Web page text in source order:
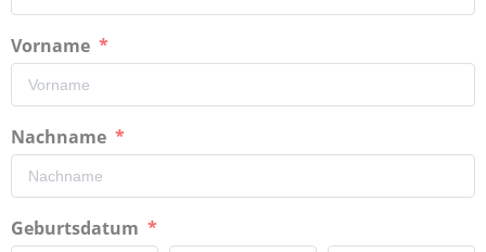
Vorname
Nachname
Geburtsdatum